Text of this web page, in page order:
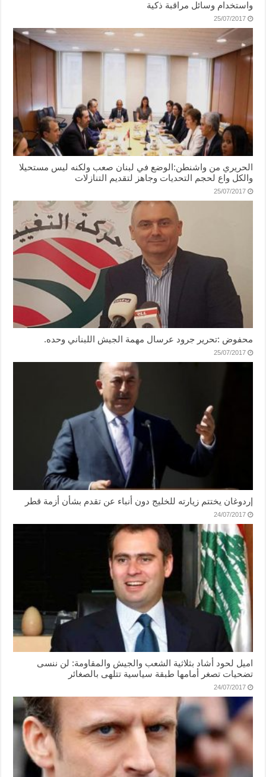
واستخدام وسائل مراقبة ذكية
25/07/2017
الحريري من واشنطن:الوضع في لبنان صعب ولكنه ليس مستحيلا
والكل واع لحجم التحديات وجاهز لتقديم التنازلات
25/07/2017
محفوض :تحرير جرود عرسال مهمة الجيش اللبناني وحده.
25/07/2017
إردوغان يختتم زيارته للخليج دون أنباء عن تقدم بشأن أزمة قطر
24/07/2017
اميل لحود أشاد بثلاثية الشعب والجيش والمقاومة: لن ننسى
تضحيات تصغر أمامها طبقة سياسية تتلهى بالصغائر
24/07/2017